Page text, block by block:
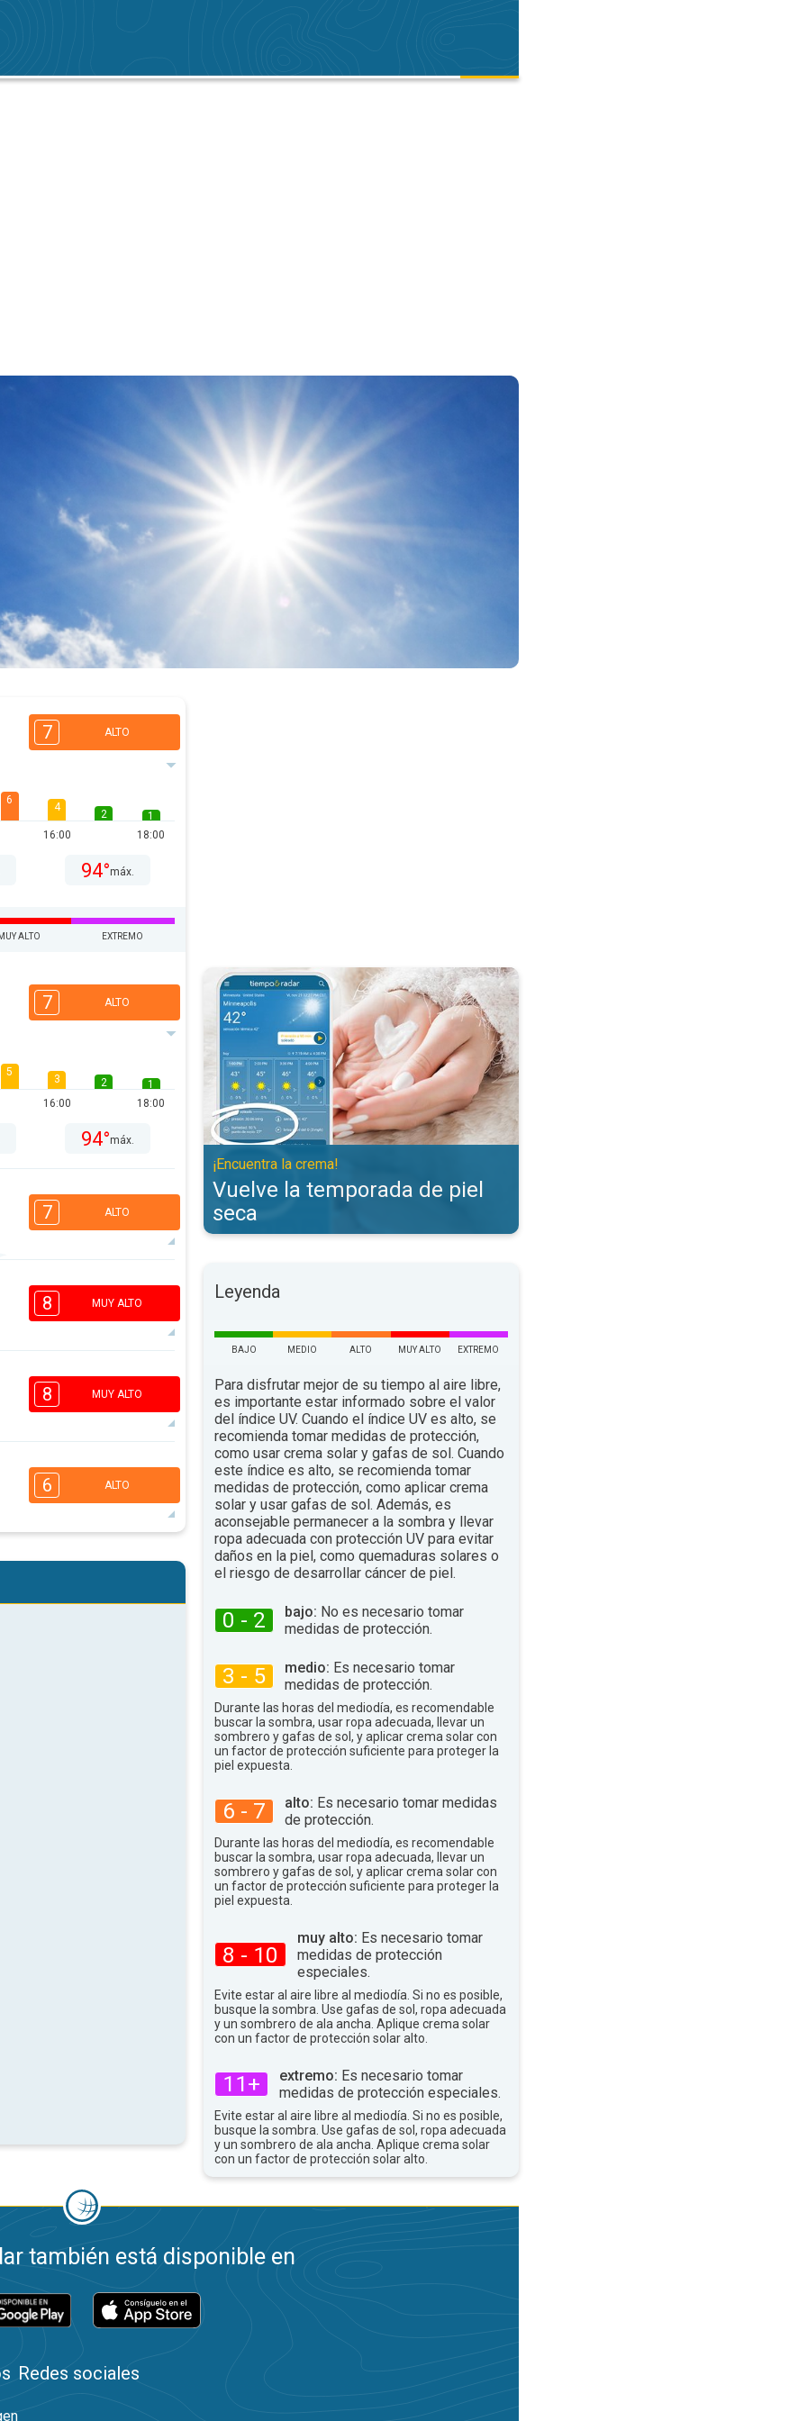
7 ALTO
6
4
16:00
2
1
18:00
94°máx.
MUY ALTO EXTREMO
7 ALTO
5
3
16:00
2
1
18:00
94°máx.
7 ALTO
2
16:00
89°máx.
8 MUY ALTO
4
16:00
2
89°máx.
8 MUY ALTO
4
16:00
92°máx.
6 ALTO
2
1
Vuelve la temporada de piel seca. ¡Encuentra la crema!. . .
¡Encuentra la crema!
Vuelve la temporada de piel
seca
Leyenda
BAJO MEDIO ALTO MUY ALTO EXTREMO
Para disfrutar mejor de su tiempo al aire libre,
es importante estar informado sobre el valor
del índice UV. Cuando el índice UV es alto, se
recomienda tomar medidas de protección,
como usar crema solar y gafas de sol. Cuando
este índice es alto, se recomienda tomar
medidas de protección, como aplicar crema
solar y usar gafas de sol. Además, es
aconsejable permanecer a la sombra y llevar
ropa adecuada con protección UV para evitar
daños en la piel, como quemaduras solares o
el riesgo de desarrollar cáncer de piel.
0 - 2 bajo: No es necesario tomar
medidas de protección.
3 - 5 medio: Es necesario tomar
medidas de protección.
Durante las horas del mediodía, es recomendable
buscar la sombra, usar ropa adecuada, llevar un
sombrero y gafas de sol, y aplicar crema solar con
un factor de protección suficiente para proteger la
piel expuesta.
6 - 7 alto: Es necesario tomar medidas
de protección.
Durante las horas del mediodía, es recomendable
buscar la sombra, usar ropa adecuada, llevar un
sombrero y gafas de sol, y aplicar crema solar con
un factor de protección suficiente para proteger la
piel expuesta.
8 - 10
muy alto: Es necesario tomar
medidas de protección
especiales.
Evite estar al aire libre al mediodía. Si no es posible,
busque la sombra. Use gafas de sol, ropa adecuada
y un sombrero de ala ancha. Aplique crema solar
con un factor de protección solar alto.
11+ extremo: Es necesario tomar
medidas de protección especiales.
Evite estar al aire libre al mediodía. Si no es posible,
busque la sombra. Use gafas de sol, ropa adecuada
y un sombrero de ala ancha. Aplique crema solar
con un factor de protección solar alto.
también está disponible en
Redes sociales